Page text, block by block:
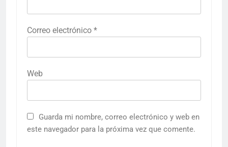
Correo electrónico *
Web
Guarda mi nombre, correo electrónico y web en
este navegador para la próxima vez que comente.